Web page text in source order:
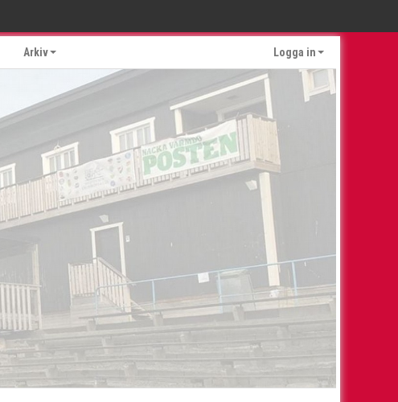
Arkiv Logga in